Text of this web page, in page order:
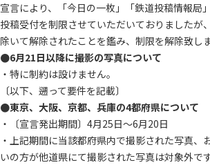
宣言により、「今日の一枚」「鉄道投稿情報局
投稿受付を制限させていただいておりましたが
除いて解除されたことを鑑み、制限を解除致しま
●6月21日以降に撮影の写真について
・特に制約は設けません。
〔以下、遡って要件を記載〕
●東京、大阪、京都、兵庫の4都府県について
・〔宣言発出期間〕4月25日～6月20日
・上記期間に当該都府県内で撮影された写真、
いの方が他道県にて撮影された写真は対象外です